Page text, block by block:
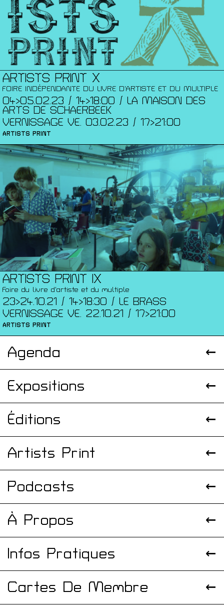
ARTISTS PRINT X
FOIRE INDÉPENDANTE DU LIVRE D’ARTISTE ET DU MULTIPLE
04>05.02.23 / 14>18:00 / LA MAISON DES
ARTS DE SCHAERBEEK
VERNISSAGE VE. 03.02.23 / 17>21:00
ARTISTS PRINT
ARTISTS PRINT IX
Foire du livre d’artiste et du multiple
23>24.10.21 / 14>18:30 / LE BRASS
VERNISSAGE VE. 22.10.21 / 17>21:00
ARTISTS PRINT
Agenda
Expositions
Éditions
Artists Print
Podcasts
À Propos
Infos Pratiques
Cartes De Membre